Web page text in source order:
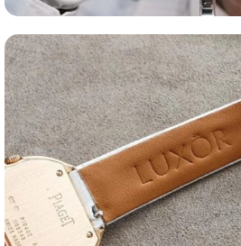
Оценка часов